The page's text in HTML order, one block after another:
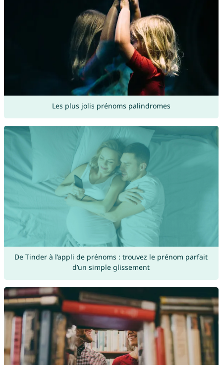
Les plus jolis prénoms palindromes
De Tinder à l’appli de prénoms : trouvez le prénom parfait
d’un simple glissement